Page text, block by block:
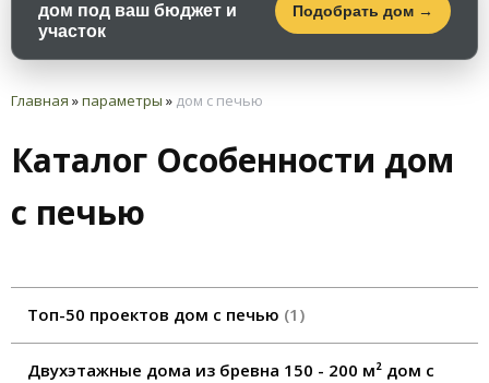
дом под ваш бюджет и
участок
Подобрать дом →
Главная »параметры » дом с печью
Каталог Особенности дом
с печью
Топ-50 проектов дом с печью 1
Двухэтажные дома из бревна 150 - 200 м² дом с